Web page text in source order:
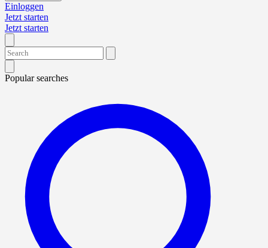
Einloggen
Jetzt starten
Jetzt starten
Popular searches